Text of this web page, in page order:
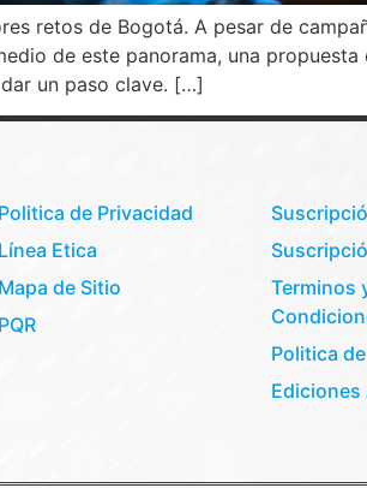
retos de Bogotá. A pesar de
de este panorama, una
un paso clave. […]
Politica de Privacidad
Línea Etica
Mapa de Sitio
PQR
Terminos
Politica